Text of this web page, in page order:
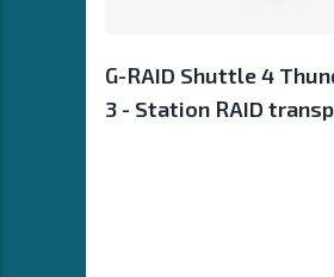
G-RAID Shuttle 4
3 - Station RAID